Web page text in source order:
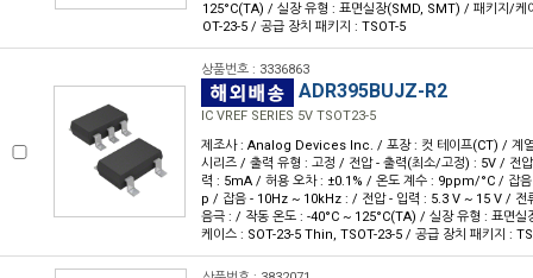
125°C(TA) / 실장 유형 : 표면실장(SMD, SMT) / 패키지/
OT-23-5 / 공급 장치 패키지 : TSOT-5
상품번호 : 3336863
ADR395BUJZ-R2
IC VREF SERIES 5V TSOT23-5
제조사 : Analog Devices Inc. / 포장 : 컷 테이프(CT) / 계
시리즈 / 출력 유형 : 고정 / 전압 - 출력(최소/고정) : 5V / 전
력 : 5mA / 허용 오차 : ±0.1% / 온도 계수 : 9ppm/°C / 잡
p / 잡음 - 10Hz ~ 10kHz : / 전압 - 입력 : 5.3 V ~ 15 V / 전
음극 : / 작동 온도 : -40°C ~ 125°C(TA) / 실장 유형 : 표면
케이스 : SOT-23-5 Thin, TSOT-23-5 / 공급 장치 패키지 :